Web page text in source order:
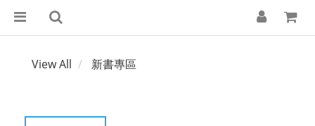
View All 新書專區